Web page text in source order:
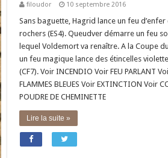
filoudor 10 septembre 2016
Sans baguette, Hagrid lance un feu
rochers (ES4). Queudver démarre un feu
lequel Voldemort va renaître. A la Coupe
un feu magique lance des étincelles
(CF7). Voir INCENDIO Voir FEU PARLANT
FLAMMES BLEUES Voir EXTINCTION Voir
POUDRE DE CHEMINETTE
Lire la suite »